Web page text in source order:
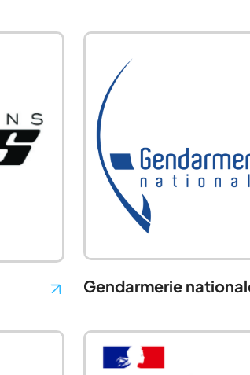
Gendarmerie